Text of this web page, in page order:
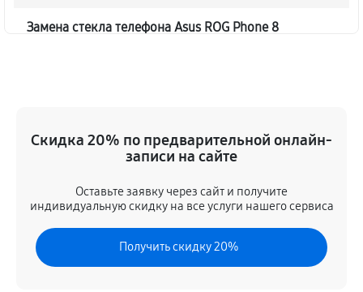
Замена стекла телефона Asus ROG Phone 8
Замена задней крышки
20 минут
Замена аккумулятора телефона Asus ROG Phone 8
440 руб 20 минут
Скидка 20% по предварительной онлайн-
записи на сайте
Оставьте заявку через сайт и получите
индивидуальную скидку на все услуги нашего сервиса
Получить скидку 20%